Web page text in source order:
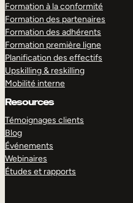
Formation à la conformité
Formation des partenaires
Formation des adhérents
Formation première ligne
Planification des effectifs
Upskilling & reskilling
Mobilité interne
Resources
Témoignages clients
Blog
Événements
Webinaires
Études et rapports